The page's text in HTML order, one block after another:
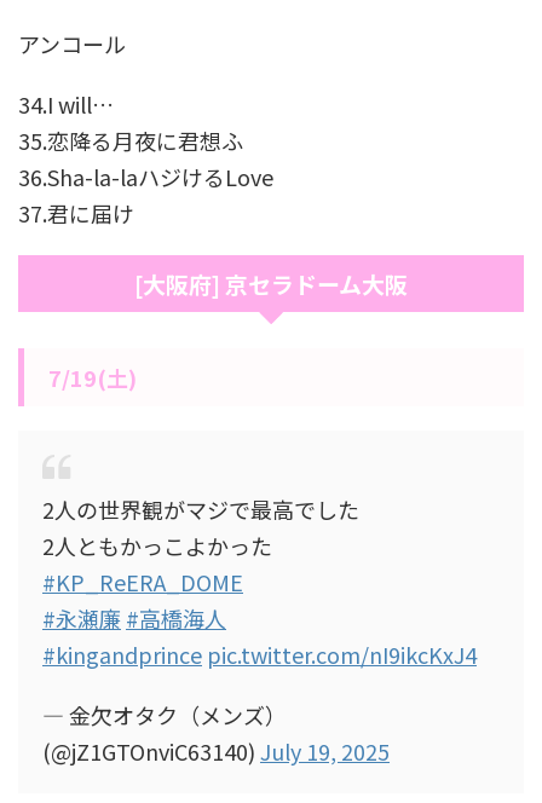
アンコール
34.I will…
35.恋降る月夜に君想ふ
36.Sha-la-laハジけるLove
37.君に届け
[大阪府] 京セラドーム大阪
7/19(土)
2人の世界観がマジで最高でした
2人ともかっこよかった
#KP_ReERA_DOME
#永瀬廉#高橋海人
#kingandprince pic.twitter.com/nI9ikcKxJ4
— 金欠オタク（メンズ）
(@jZ1GTOnviC63140)July 19, 2025